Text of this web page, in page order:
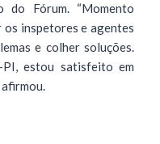
do Fórum. “Momento
os inspetores e agentes
e colher soluções.
estou satisfeito em
afirmou.